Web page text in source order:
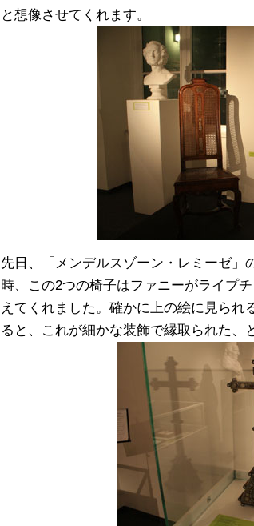
と想像させてくれます。
先日、「メンデルスゾーン・レミーゼ」
時、この2つの椅子はファニーがライプ
えてくれました。確かに上の絵に見ら
ると、これが細かな装飾で縁取られた、